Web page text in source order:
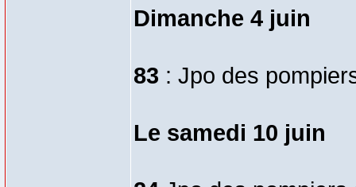
Dimanche 4 juin
83 : Jpo des
Le samedi 10 juin